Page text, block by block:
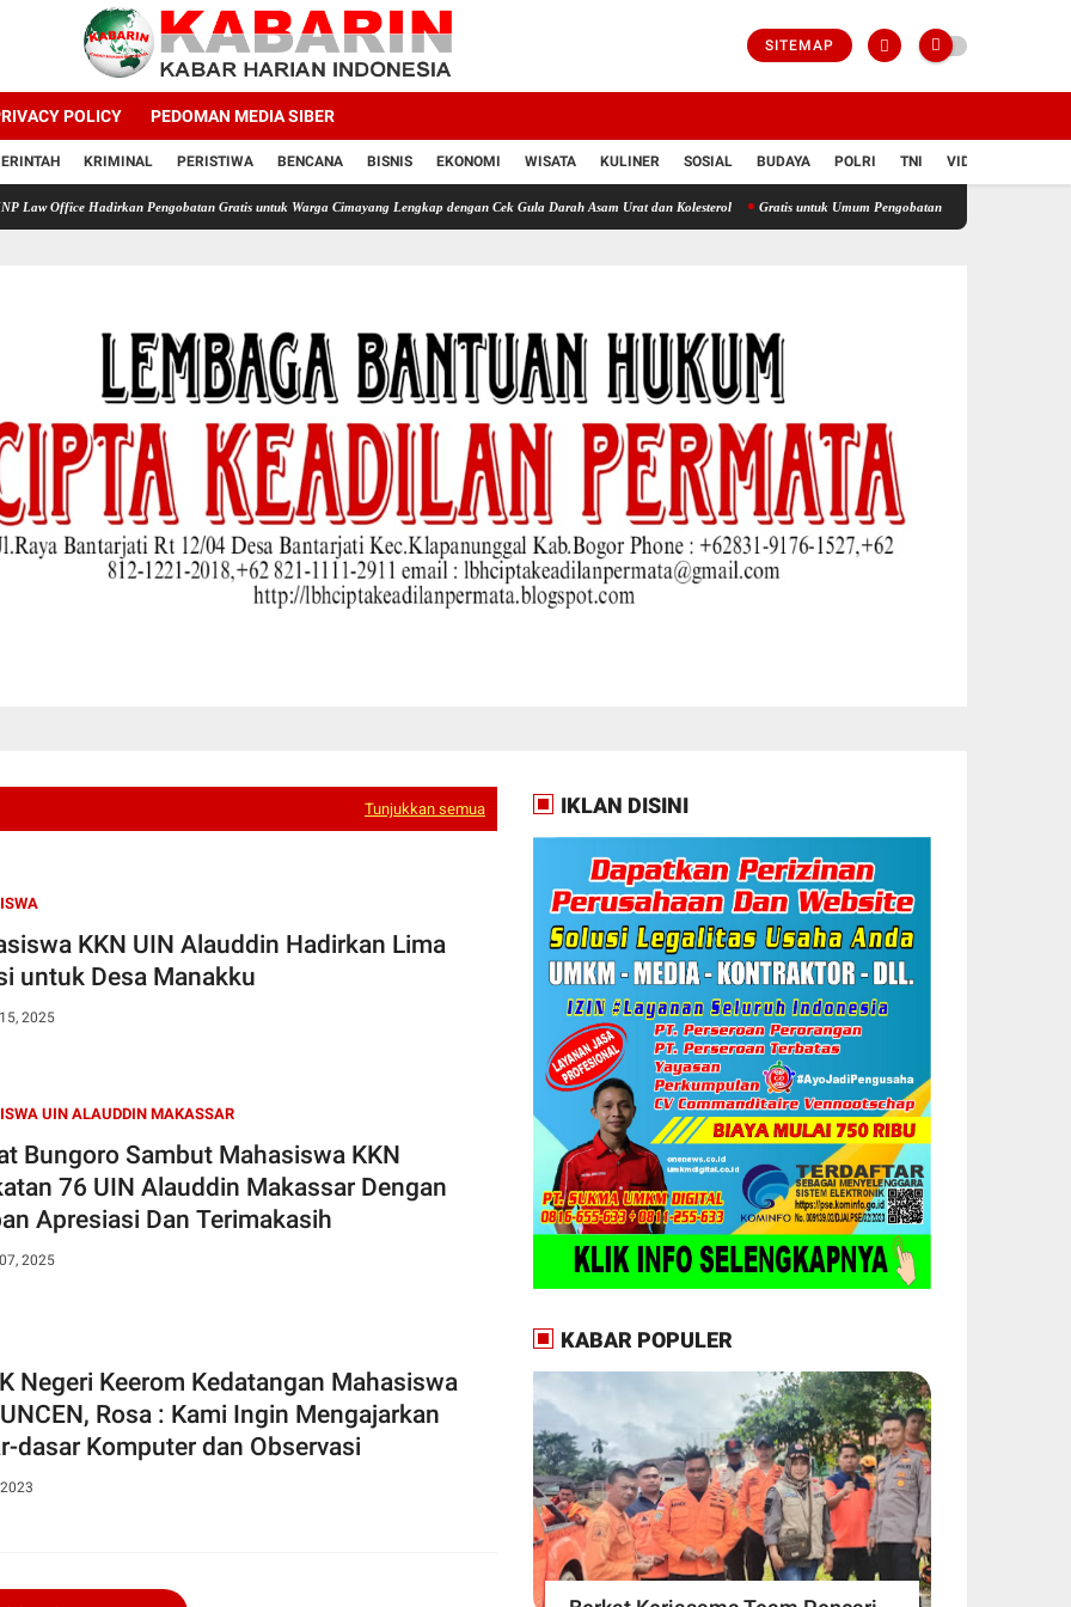
SITEMAP
POLICY PEDOMAN MEDIA SIBER
KRIMINAL PERISTIWA BENCANA BISNIS EKONOMI WISATA KULINER SOSIAL BUDAYA POLRI TNI VIDIO
Hadirkan Pengobatan Gratis untuk Warga Cimayang Lengkap dengan Cek Gula Darah Asam Urat dan Kolesterol Gratis untuk Umum Pengobatan dan Cek Asam Urat Digelar
Tunjukkan semua
KKN UIN Alauddin Hadirkan Lima
untuk Desa Manakku
2025
UIN ALAUDDIN MAKASSAR
Bungoro Sambut Mahasiswa KKN
76 UIN Alauddin Makassar Dengan
Apresiasi Dan Terimakasih
2025
Negeri Keerom Kedatangan Mahasiswa
Rosa : Kami Ingin Mengajarkan
dasar Komputer dan Observasi
IKLAN DISINI
KABAR POPULER